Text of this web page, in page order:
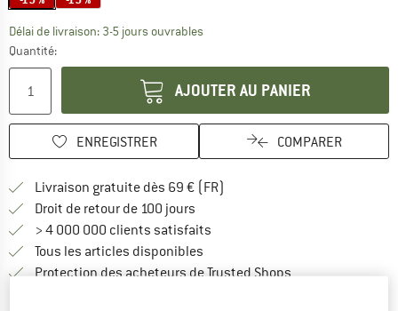
Délai de livraison: 3-5 jours ouvrablesLe lien s'ouvre dans une boîte
Quantité:
AJOUTER AU PANIER
ENREGISTRER COMPARER
Livraison gratuite dès 69 € (FR)
Droit de retour de 100 jours
> 4 000 000 clients satisfaits
Tous les articles disponibles
Protection des acheteurs de Trusted Shops